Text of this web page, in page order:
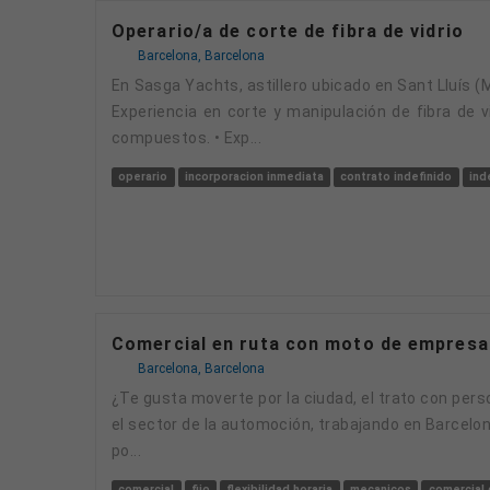
Operario/a de corte de fibra de vidrio
Barcelona, Barcelona
En Sasga Yachts, astillero ubicado en Sant Lluís (Menorca), estamos buscando OPERARIO/A DE CORTE DE FIBRA DE VIDRIO ¿Qué perfil buscamos? •
Experiencia en corte y manipulación de fibra de
compuestos. • Exp...
operario incorporacion inmediata contrato indefinido
Comercial en ruta con moto de
Barcelona, Barcelona
¿Te gusta moverte por la ciudad, el trato con personas y el mundo de la venta? En Blinker buscamos incorporar un/a Comercial de calle en ruta para
el sector de la automoción, trabajando en
po...